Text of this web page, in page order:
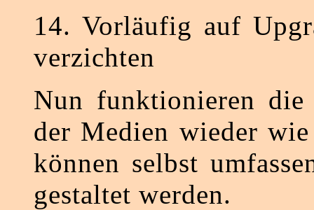
14. Vorläufig auf
verzichten
Nun funktionieren die
der Medien wieder
können selbst
gestaltet werden.